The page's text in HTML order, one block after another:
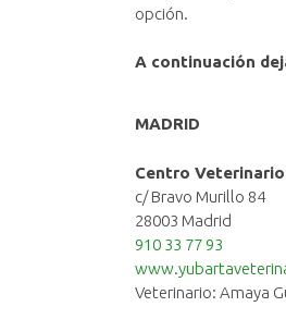
opción.
A continuación
MADRID
Centro
c/ Bravo Murillo 84
28003 Madrid
910 33 77 93
Veterinario: Amaya